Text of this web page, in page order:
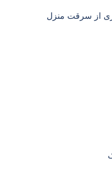
از سرقت منزل